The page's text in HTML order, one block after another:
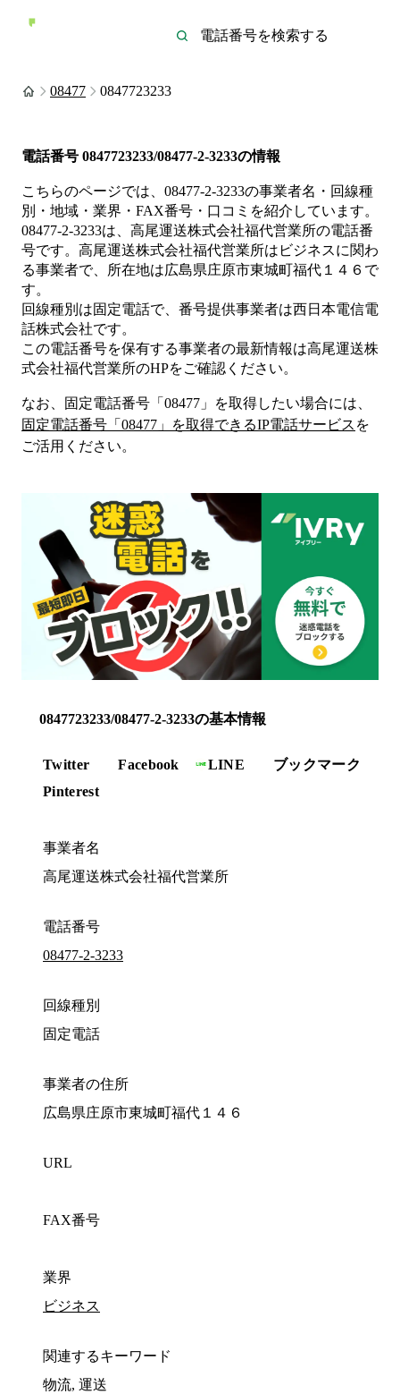
08477 0847723233
電話番号 0847723233/08477-2-3233の情報
こちらのページでは、 08477-2-3233の事業者名・回線種
別・地域・業界・FAX番号・口コミを紹介しています。
08477-2-3233は、 高尾運送株式会社福代営業所の電話番
号です。 高尾運送株式会社福代営業所は ビジネスに関わ
る事業者で、所在地は広島県庄原市東城町福代１４６ で
す。
回線種別は固定電話で、番号提供事業者は西日本電信電
話株式会社です。
この電話番号を保有する事業者の最新情報は高尾運送株
式会社福代営業所のHPをご確認ください。
なお、固定電話番号「 08477 」を取得したい場合には、
固定電話番号「 08477 」を取得できるIP電話サービス を
ご活用ください。
0847723233/08477-2-3233の基本情報
Twitter Facebook LINE
ブックマーク
Pinterest
事業者名
高尾運送株式会社福代営業所
電話番号
08477-2-3233
回線種別
固定電話
事業者の住所
広島県庄原市東城町福代１４６
URL
FAX番号
業界
ビジネス
関連するキーワード
物流, 運送